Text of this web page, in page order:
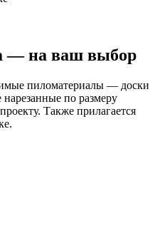
— на ваш выбор
пиломатериалы — доски
по размеру
Также прилагается